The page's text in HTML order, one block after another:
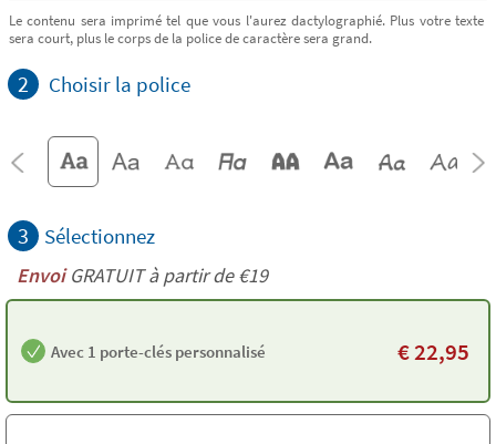
Le contenu sera imprimé tel que vous l'aurez dactylographié. Plus votre texte
sera court, plus le corps de la police de caractère sera grand.
2 Choisir la police
3 Sélectionnez
EnvoiGRATUIT à partir de €19
Avec 1 porte-clés personnalisé €22,95